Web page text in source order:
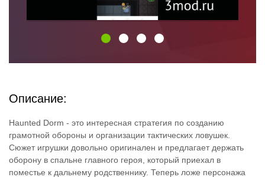
Описание:
Haunted Dorm - это интересная стратегия по созданию
грамотной обороны и организации тактических ловушек.
Сюжет игрушки довольно оригинален и предлагает держать
оборону в спальне главного героя, который приехал в
поместье к дальнему родственнику. Теперь ложе персонажа